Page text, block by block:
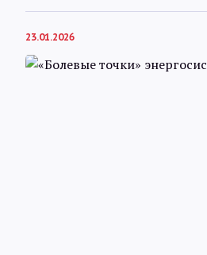
23.01.2026